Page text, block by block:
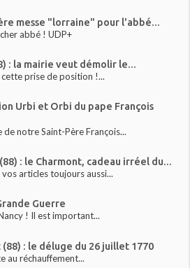
messe "lorraine" pour l'abbé...
abbé ! UDP+
: la mairie veut démolir le...
prise de position !...
Urbi et Orbi du pape François
notre Saint-Père François...
: le Charmont, cadeau irréel du...
articles toujours aussi...
Guerre
! Il est important...
: le déluge du 26 juillet 1770
au réchauffement...